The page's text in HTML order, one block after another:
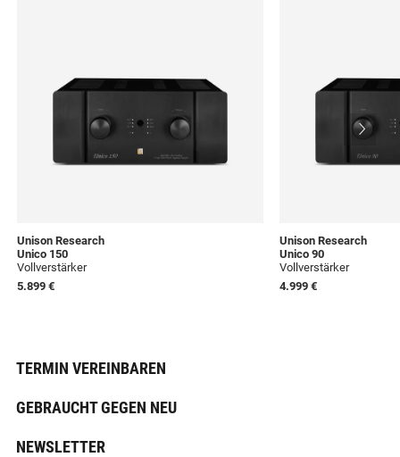
Unison Research
Unico 150
Vollverstärker
5.899 €
Unison Research
Unico 90
Vollverstärker
4.999 €
TERMIN VEREINBAREN
GEBRAUCHT GEGEN NEU
NEWSLETTER